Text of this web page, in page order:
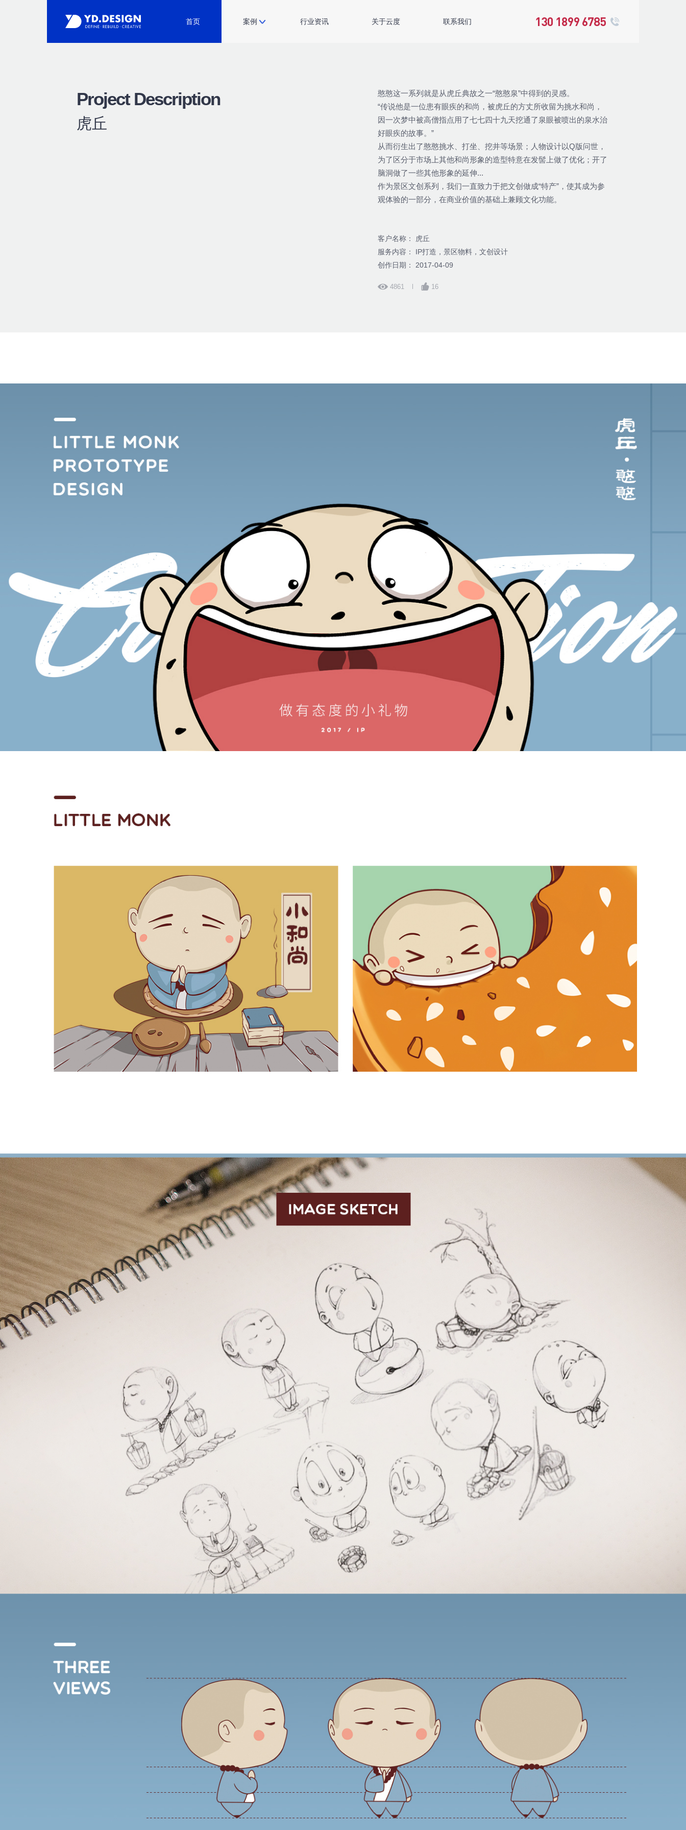
首页 案例 行业资讯 关于云度 联系我们
Project Description
虎丘
憨憨这一系列就是从虎丘典故之一“憨憨泉”中得到的灵感。
“传说他是一位患有眼疾的和尚，被虎丘的方丈所收留为挑水和尚，
因一次梦中被高僧指点用了七七四十九天挖通了泉眼被喷出的泉水治
好眼疾的故事。”
从而衍生出了憨憨挑水、打坐、挖井等场景；人物设计以Q版问世，
为了区分于市场上其他和尚形象的造型特意在发髻上做了优化；开了
脑洞做了一些其他形象的延伸...
作为景区文创系列，我们一直致力于把文创做成“特产”，使其成为参
观体验的一部分，在商业价值的基础上兼顾文化功能。
客户名称： 虎丘
服务内容： IP打造，景区物料，文创设计
创作日期： 2017-04-09
4861 16